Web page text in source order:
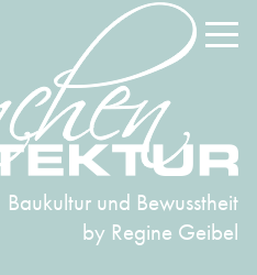
Baukultur und Bewusstheit
by Regine Geibel